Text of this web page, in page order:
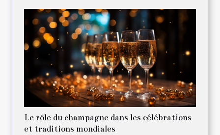
Le rôle du champagne dans les célébrations
et traditions mondiales